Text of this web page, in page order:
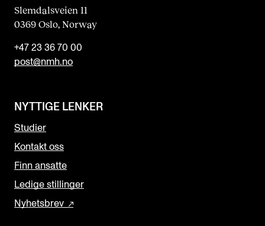
Slemdalsveien 11
0369 Oslo, Norway
+47 23 36 70 00
post@nmh.no
NYTTIGE LENKER
Studier
Kontakt oss
Finn ansatte
Ledige stillinger
Nyhetsbrev